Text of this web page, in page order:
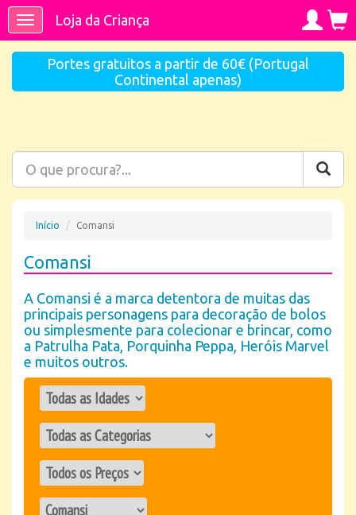
ToggleLoja da Criança
Portes gratuitos a partir de 60€ (Portugal
Continental apenas)
Início Comansi
Comansi
A Comansi é a marca detentora de muitas das
principais personagens para decoração de bolos
ou simplesmente para colecionar e brincar, como
a Patrulha Pata, Porquinha Peppa, Heróis Marvel
e muitos outros.